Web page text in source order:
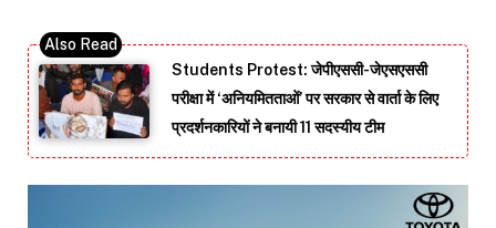
Students Protest: जेपीएससी-जेएसएससी
परीक्षा में ‘अनियमितताओं’ पर सरकार से वार्ता के लिए
प्रदर्शनकारियों ने बनायी 11 सदस्यीय टीम